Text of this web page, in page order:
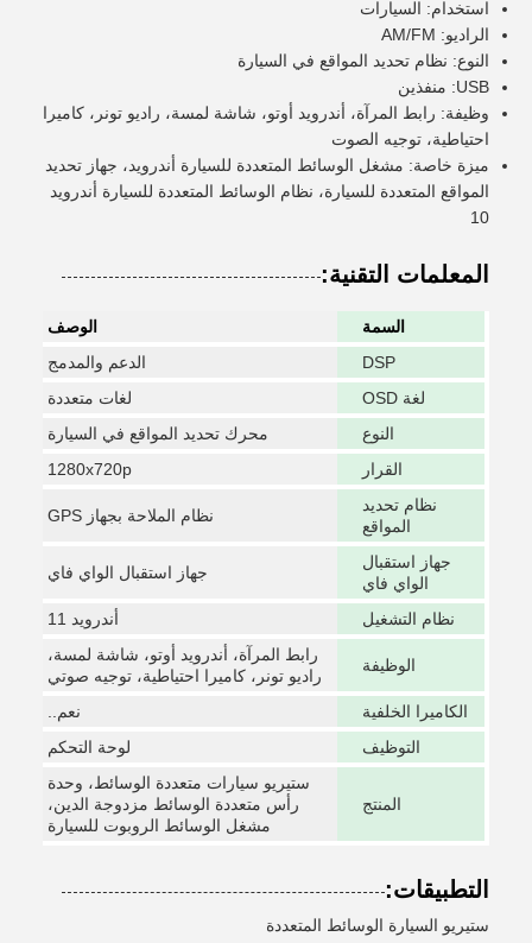
استخدام: السيارات
الراديو: AM/FM
النوع: نظام تحديد المواقع في السيارة
USB: منفذين
وظيفة: رابط المرآة، أندرويد أوتو، شاشة لمسة، راديو تونر، كاميرا
احتياطية، توجيه الصوت
ميزة خاصة: مشغل الوسائط المتعددة للسيارة أندرويد، جهاز تحديد
المواقع المتعددة للسيارة، نظام الوسائط المتعددة للسيارة أندرويد
10
المعلمات التقنية:
السمة
الوصف
DSP
الدعم والمدمج
لغة OSD
لغات متعددة
النوع
محرك تحديد المواقع في السيارة
القرار
1280x720p
نظام تحديد
المواقع
نظام الملاحة بجهاز GPS
جهاز استقبال
الواي فاي
جهاز استقبال الواي فاي
نظام التشغيل أندرويد 11
الوظيفة
رابط المرآة، أندرويد أوتو، شاشة لمسة،
راديو تونر، كاميرا احتياطية، توجيه صوتي
الكاميرا الخلفية
نعم..
التوظيف
لوحة التحكم
المنتج
ستيريو سيارات متعددة الوسائط، وحدة
رأس متعددة الوسائط مزدوجة الدين،
مشغل الوسائط الروبوت للسيارة
التطبيقات:
ستيريو السيارة الوسائط المتعددة